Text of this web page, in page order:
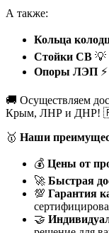
А также:
Кольца
Стойки СВ 💡
Опоры ЛЭП
🚚 Осуществляем
Крым, ЛНР и
🥇 Наши
💰 Цены от
🚀 Быстрая
💯 Гарантия
🤝